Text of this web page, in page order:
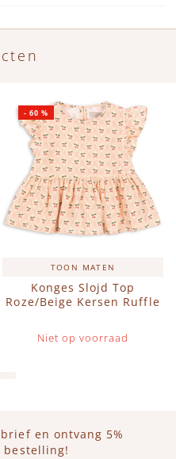
TOON MATEN
Konges Slojd Top
Roze/Beige Kersen Ruffle
Niet op voorraad
-60 %
en ontvang 5%
bestelling!